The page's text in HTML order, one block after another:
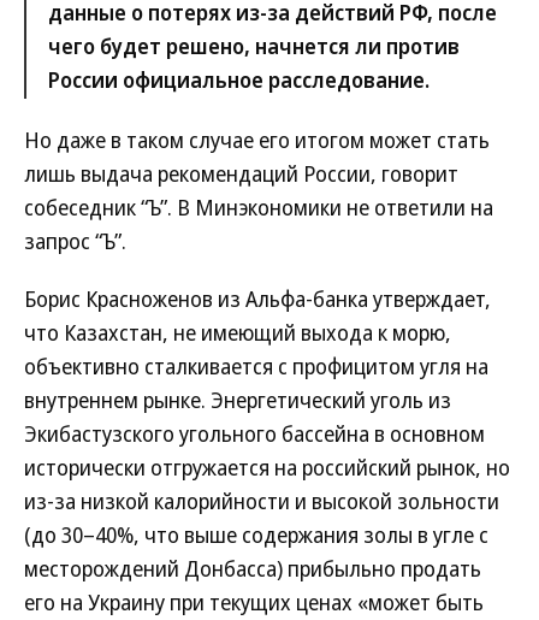
данные о потерях из-за действий РФ, после
чего будет решено, начнется ли против
России официальное расследование.
Но даже в таком случае его итогом может стать
лишь выдача рекомендаций России, говорит
собеседник “Ъ”. В Минэкономики не ответили на
запрос “Ъ”.
Борис Красноженов из Альфа-банка утверждает,
что Казахстан, не имеющий выхода к морю,
объективно сталкивается с профицитом угля на
внутреннем рынке. Энергетический уголь из
Экибастузского угольного бассейна в основном
исторически отгружается на российский рынок, но
из-за низкой калорийности и высокой зольности
(до 30–40%, что выше содержания золы в угле с
месторождений Донбасса) прибыльно продать
его на Украину при текущих ценах «может быть